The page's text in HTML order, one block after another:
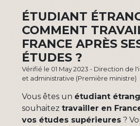
ÉTUDIANT
COMMENT
FRANCE APRÈS
ÉTUDES ?
Vérifié le 01 May 2023 - Direction de
et administrative (Première ministre)
Vous êtes un étudiant
souhaitez travailler en
vos études supérieures ?